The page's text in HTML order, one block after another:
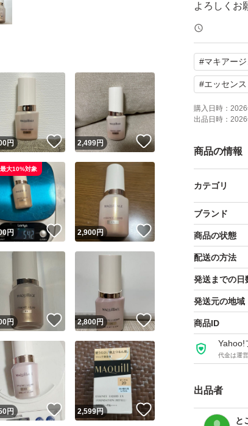
よろしくお
#マキアージ
#エッセン
購入日時：
出品日時：
商品の情報
カテゴリ
ブランド
商品の状態
配送の方法
発送までの日
発送元の地域
商品ID
Yahoo!
代金は運
出品者
と
！
円 いいね！
2,499円 いいね！
！
円 いいね！
最大10%対象
2,900円
！
円 いいね！
2,800円 いいね！
！
円 いいね！
2,599円 いいね！